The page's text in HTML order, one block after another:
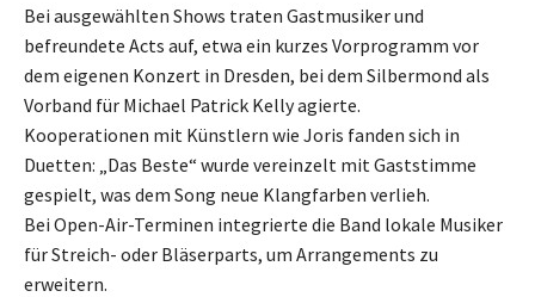
Bei ausgewählten Shows traten Gastmusiker und
befreundete Acts auf, etwa ein kurzes Vorprogramm vor
dem eigenen Konzert in Dresden, bei dem Silbermond als
Vorband für Michael Patrick Kelly agierte.
Kooperationen mit Künstlern wie Joris fanden sich in
Duetten: „Das Beste“ wurde vereinzelt mit Gaststimme
gespielt, was dem Song neue Klangfarben verlieh.
Bei Open-Air-Terminen integrierte die Band lokale Musiker
für Streich- oder Bläserparts, um Arrangements zu
erweitern.